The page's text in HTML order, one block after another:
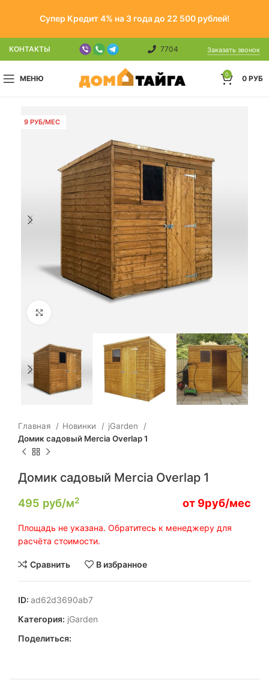
Супер Кредит 4% на 3 года до 22 500 рублей!
КОНТАКТЫ 7704 Заказать звонок
МЕНЮ 0 0 РУБ
9 РУБ/МЕС
Главная Новинки
jGarden
Домик садовый Mercia Overlap 1
Домик садовый Mercia Overlap 1
495 руб/м2 от 9руб/мес
Площадь не указана. Обратитесь к менеджеру для
расчёта стоимости.
Сравнить В избранное
ID: ad62d3690ab7
Категория: jGarden
Поделиться: